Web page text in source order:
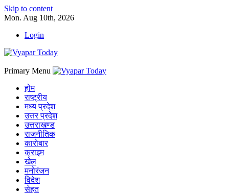
Skip to content
Mon. Aug 10th, 2026
Login
Primary Menu
होम
राष्ट्रीय
मध्य प्रदेश
उत्तर प्रदेश
उत्तराखण्ड
राजनीतिक
कारोबार
क्राइम
खेल
मनोरंजन
विदेश
सेहत